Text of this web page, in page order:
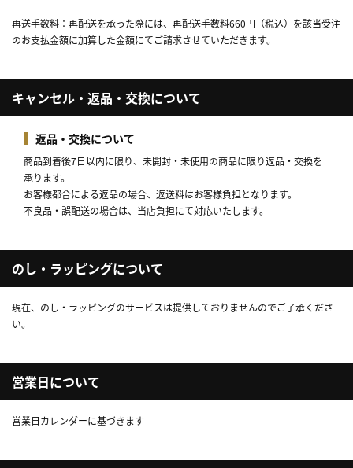
再送手数料：再配送を承った際には、再配送手数料660円（税込）を該当受注
のお支払金額に加算した金額にてご請求させていただきます。
キャンセル・返品・交換について
返品・交換について
商品到着後7日以内に限り、未開封・未使用の商品に限り返品・交換を
承ります。
お客様都合による返品の場合、返送料はお客様負担となります。
不良品・誤配送の場合は、当店負担にて対応いたします。
のし・ラッピングについて
現在、のし・ラッピングのサービスは提供しておりませんのでご了承くださ
い。
営業日について
営業日カレンダーに基づきます